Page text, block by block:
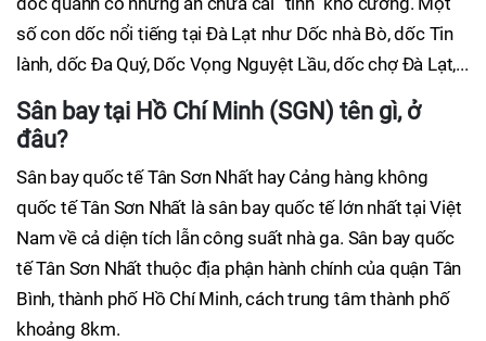
số con dốc nổi tiếng tại Đà Lạt như Dốc nhà Bò, dốc Tin
lành, dốc Đa Quý, Dốc Vọng Nguyệt Lầu, dốc chợ Đà Lạt,...
Sân bay tại Hồ Chí Minh (SGN) tên gì, ở
đâu?
Sân bay quốc tế Tân Sơn Nhất hay Cảng hàng không
quốc tế Tân Sơn Nhất là sân bay quốc tế lớn nhất tại Việt
Nam về cả diện tích lẫn công suất nhà ga. Sân bay quốc
tế Tân Sơn Nhất thuộc địa phận hành chính của quận Tân
Bình, thành phố Hồ Chí Minh, cách trung tâm thành phố
khoảng 8km.